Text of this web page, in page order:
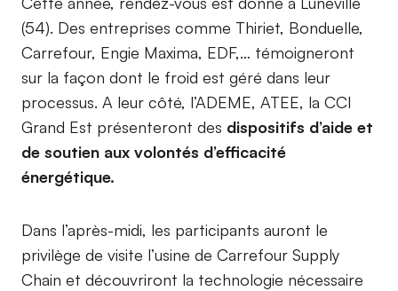
(54). Des entreprises comme Thiriet, Bonduelle,
Carrefour, Engie Maxima, EDF,… témoigneront
sur la façon dont le froid est géré dans leur
processus. A leur côté, l’ADEME, ATEE, la CCI
Grand Est présenteront des dispositifs d’aide et
de soutien aux volontés d’efficacité
énergétique.
Dans l’après-midi, les participants auront le
privilège de visite l’usine de Carrefour Supply
Chain et découvriront la technologie nécessaire